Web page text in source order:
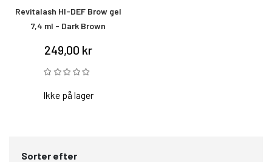
Revitalash HI-DEF Brow gel
7,4 ml - Dark Brown
249,00 kr
Ikke på lager
Sorter efter